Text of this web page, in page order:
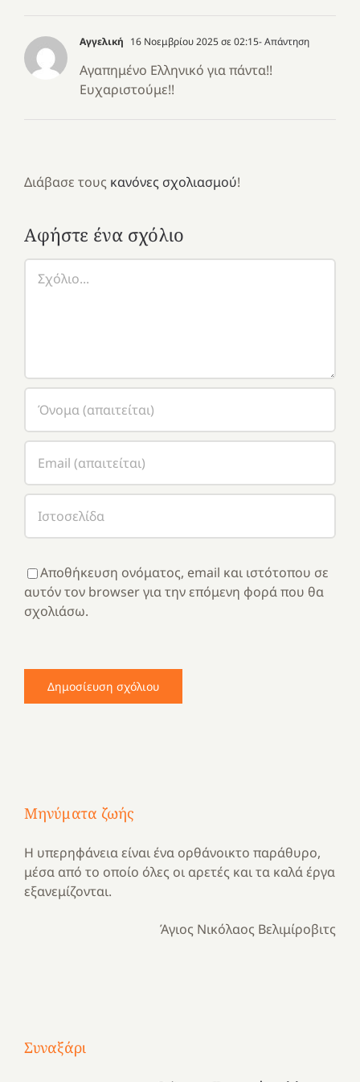
Αγγελική 16 Νοεμβρίου 2025 σε 02:15- Απάντηση
Αγαπημένο Ελληνικό για πάντα!!
Ευχαριστούμε!!
Διάβασε τους κανόνες σχολιασμού!
Αφήστε ένα σχόλιο
Αποθήκευση ονόματος, email και ιστότοπου σε
αυτόν τον browser για την επόμενη φορά που θα
σχολιάσω.
Μηνύματα ζωής
Η υπερηφάνεια είναι ένα ορθάνοικτο παράθυρο,
μέσα από το οποίο όλες οι αρετές και τα καλά έργα
εξανεμίζονται.
Άγιος Νικόλαος Βελιμίροβιτς
Συναξάρι
χρονιά
καρδιά
στιγμές